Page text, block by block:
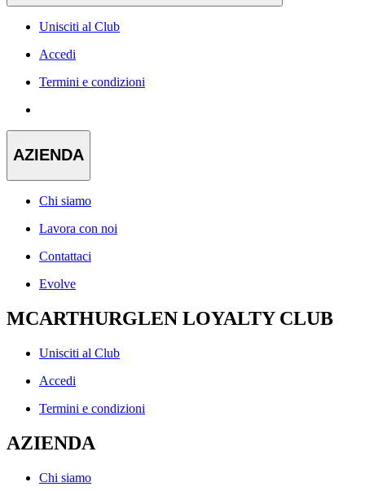
Unisciti al Club
Accedi
Termini e condizioni
AZIENDA
Chi siamo
Lavora con noi
Contattaci
Evolve
MCARTHURGLEN LOYALTY CLUB
Unisciti al Club
Accedi
Termini e condizioni
AZIENDA
Chi siamo